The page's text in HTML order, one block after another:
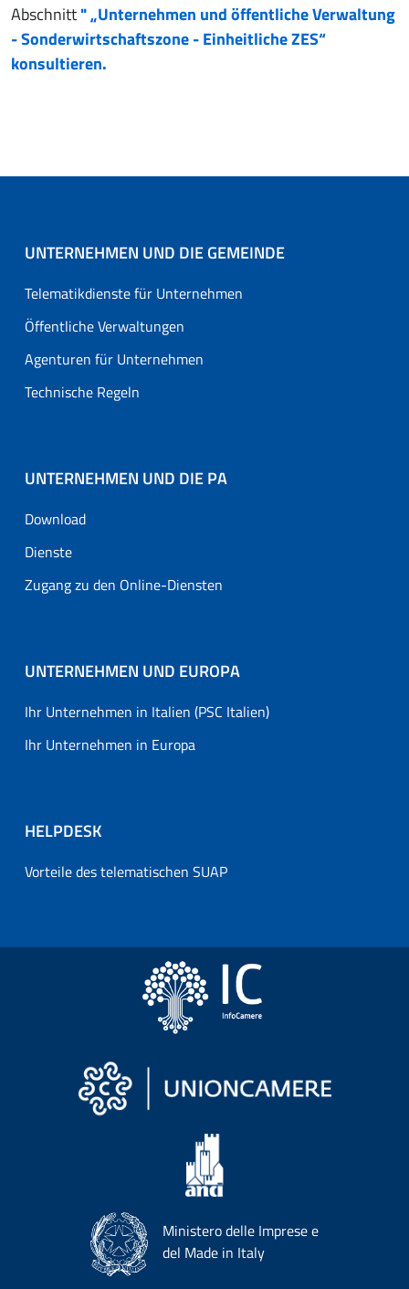
Abschnitt" „Unternehmen und öffentliche Verwaltung
- Sonderwirtschaftszone - Einheitliche ZES“
konsultieren.
UNTERNEHMEN UND DIE GEMEINDE
Telematikdienste für Unternehmen
Öffentliche Verwaltungen
Agenturen für Unternehmen
Technische Regeln
UNTERNEHMEN UND DIE PA
Download
Dienste
Zugang zu den Online-Diensten
UNTERNEHMEN UND EUROPA
Ihr Unternehmen in Italien (PSC Italien)
Ihr Unternehmen in Europa
HELPDESK
Vorteile des telematischen SUAP
Ministero delle Imprese e
del Made in Italy